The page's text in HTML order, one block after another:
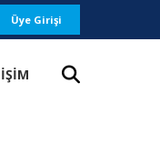
Üye Girişi